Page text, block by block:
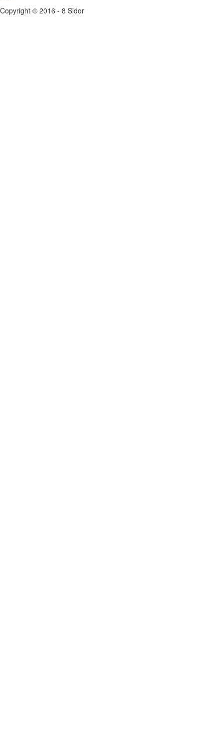
Copyright © 2016 - 8 Sidor